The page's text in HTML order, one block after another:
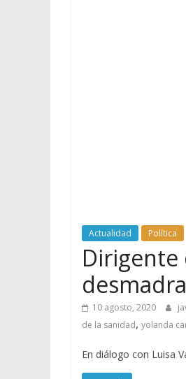
Actualidad Política
Dirigente
10 agosto, 2020
de la sanidad, yolanda
En diálogo con Luisa